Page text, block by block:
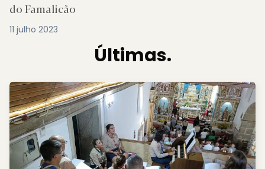
do Famalicão
11 julho 2023
Últimas.